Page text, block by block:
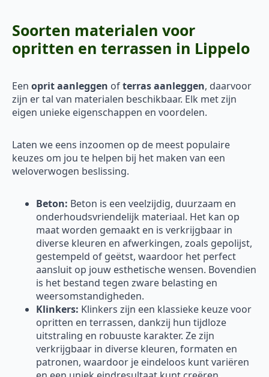
Soorten materialen voor
opritten en terrassen in Lippelo
Een oprit aanleggen ofterras aanleggen, daarvoor
zijn er tal van materialen beschikbaar. Elk met zijn
eigen unieke eigenschappen en voordelen.
Laten we eens inzoomen op de meest populaire
keuzes om jou te helpen bij het maken van een
weloverwogen beslissing.
Beton: Beton is een veelzijdig, duurzaam en
onderhoudsvriendelijk materiaal. Het kan op
maat worden gemaakt en is verkrijgbaar in
diverse kleuren en afwerkingen, zoals gepolijst,
gestempeld of geëtst, waardoor het perfect
aansluit op jouw esthetische wensen. Bovendien
is het bestand tegen zware belasting en
weersomstandigheden.
Klinkers: Klinkers zijn een klassieke keuze voor
opritten en terrassen, dankzij hun tijdloze
uitstraling en robuuste karakter. Ze zijn
verkrijgbaar in diverse kleuren, formaten en
patronen, waardoor je eindeloos kunt variëren